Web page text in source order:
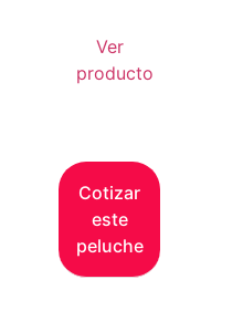
Ver
producto
Cotizar
este
peluche